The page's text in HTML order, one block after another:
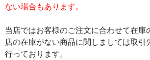
ない場合もあります。
当店ではお客様のご注文に合わせて在庫
店の在庫がない商品に関しましては取引
行っております。